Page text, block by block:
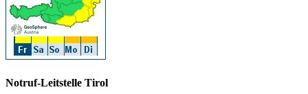
Notruf-Leitstelle Tirol